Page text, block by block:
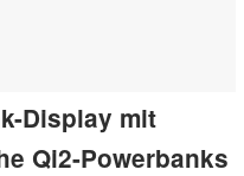
Display mit
Qi2-Powerbanks